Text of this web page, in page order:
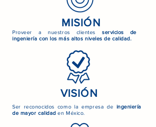
MISIÓN
Proveer a nuestros clientes servicios de
ingeniería con los más altos niveles de calidad.
VISIÓN
Ser reconocidos como la empresa de ingeniería
de mayor calidad en México.